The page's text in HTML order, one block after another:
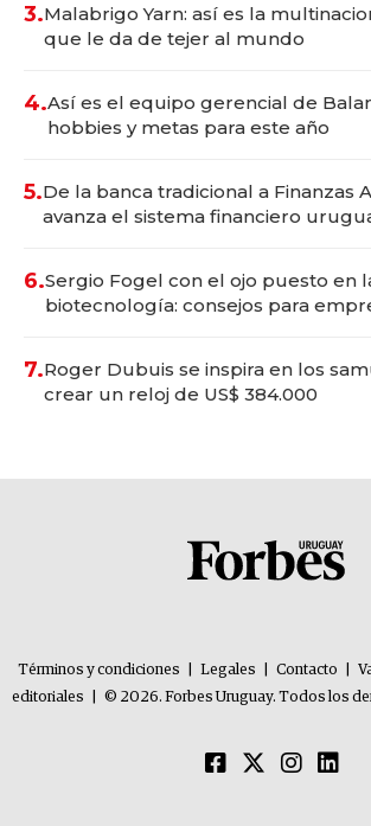
3.Malabrigo Yarn: así es la
que le da de tejer al mundo
4.Así es el equipo gerencial de
hobbies y metas para este año
5.De la banca tradicional a Finanzas
avanza el sistema financiero
6.Sergio Fogel con el ojo puesto en
biotecnología: consejos para
7.Roger Dubuis se inspira en los
crear un reloj de US$ 384.000
Términos y condiciones Legales Contacto
editoriales
© 2026. Forbes Uruguay. Todos los